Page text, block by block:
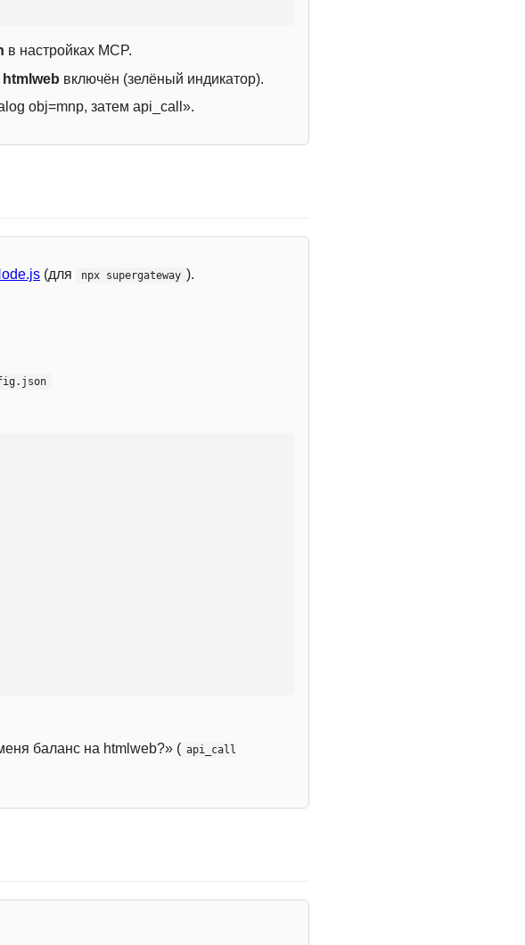
в настройках MCP.
htmlweb включён (зелёный индикатор).
obj=mnp, затем api_call».
(для npx supergateway ).
баланс на htmlweb?» ( api_call